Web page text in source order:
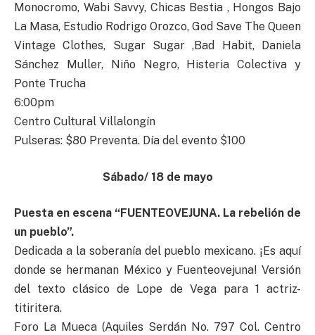
Monocromo, Wabi Savvy, Chicas Bestia , Hongos Bajo
La Masa, Estudio Rodrigo Orozco, God Save The Queen
Vintage Clothes, Sugar Sugar ,Bad Habit, Daniela
Sánchez Muller, Niño Negro, Histeria Colectiva y
Ponte Trucha
6:00pm
Centro Cultural Villalongín
Pulseras: $80 Preventa. Día del evento $100
Sábado/ 18 de mayo
Puesta en escena “FUENTEOVEJUNA. La rebelión de
un pueblo”.
Dedicada a la soberanía del pueblo mexicano. ¡Es aquí
donde se hermanan México y Fuenteovejuna! Versión
del texto clásico de Lope de Vega para 1 actriz-
titiritera.
Foro La Mueca (Aquiles Serdán No. 797 Col. Centro